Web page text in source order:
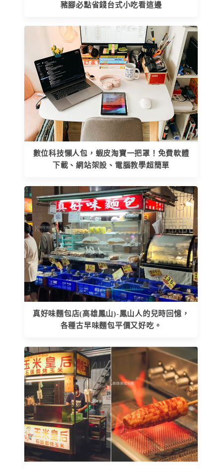
豬腳必點省錢台式小吃看這邊
數位科技懶人包，蝦皮淘寶一把罩！免費軟體
下載、網站架設、電腦教學超簡單
真好味麵包店(高雄鳳山)-鳳山人的兒時回憶，
各種古早味麵包平價又好吃。